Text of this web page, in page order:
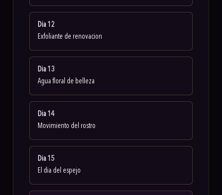
Dia 12
Exfoliante de renovacion
Dia 13
Agua floral de belleza
Dia 14
Movimiento del rostro
Dia 15
El dia del espejo